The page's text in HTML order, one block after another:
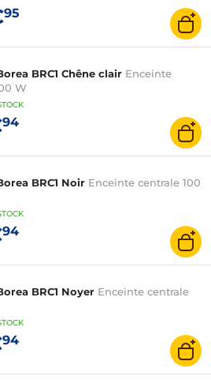
95
BRC1 Chêne clair Enceinte
W
94
BRC1 Noir Enceinte centrale 100
94
BRC1 Noyer Enceinte centrale
94